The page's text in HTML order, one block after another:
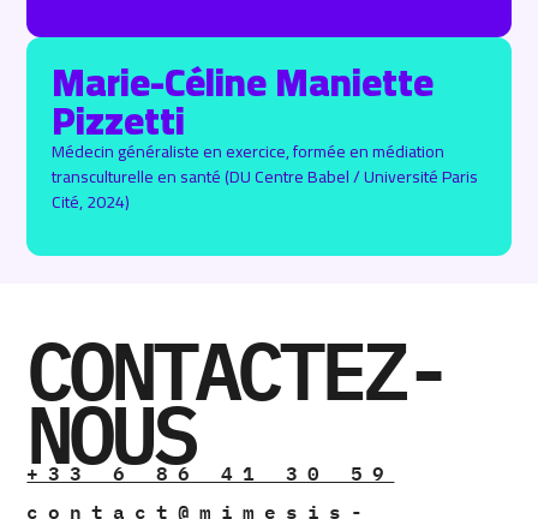
Marie-Céline Maniette
Pizzetti
Médecin généraliste en exercice, formée en médiation
transculturelle en santé (DU Centre Babel / Université Paris
Cité, 2024)
CONTACTEZ-
NOUS
+33 6 86 41 30 59
contact@mimesis-